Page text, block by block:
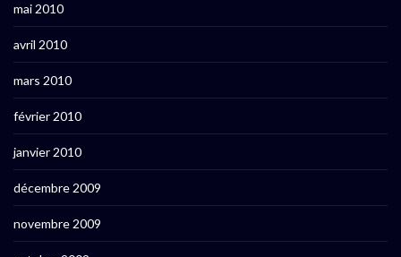
mai 2010
avril 2010
mars 2010
février 2010
janvier 2010
décembre 2009
novembre 2009